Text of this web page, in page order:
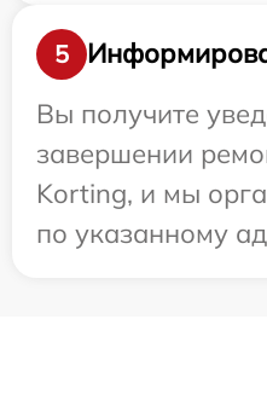
5
Вы получите
завершении
Korting, и мы
по указанному